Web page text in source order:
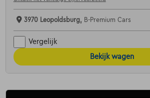
3970 Leopoldsburg, B-Premium Cars
Vergelijk
Bekijk wagen